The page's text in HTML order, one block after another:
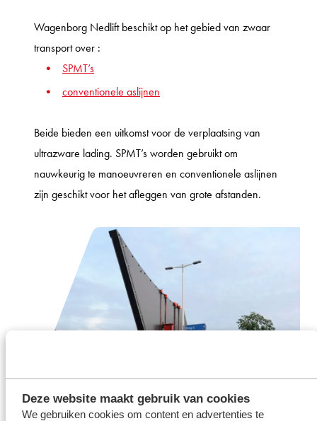
Deze website maakt gebruik van cookies
We gebruiken cookies om content en advertenties te
Wagenborg Nedlift beschikt op het gebied van zwaar
transport over :
SPMT’s
conventionele aslijnen
Beide bieden een uitkomst voor de verplaatsing van
ultrazware lading. SPMT’s worden gebruikt om
nauwkeurig te manoeuvreren en conventionele aslijnen
zijn geschikt voor het afleggen van grote afstanden.